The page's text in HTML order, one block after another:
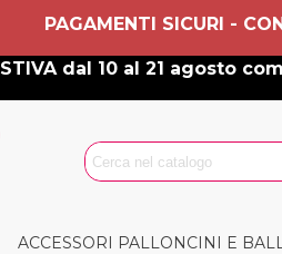
PAGAMENTI SICURI -
dal 10 al 21 agosto
ACCESSORI PALLONCINI E